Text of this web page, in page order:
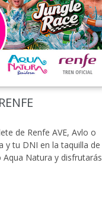
de Renfe AVE, Avlo o
y tu DNI en la taquilla de
Natura y disfrutarás